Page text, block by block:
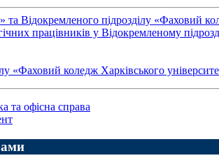
Відокремленого підрозділу «Фаховий
працівників у Відокремленому
коледж Харківського
та офісна справа